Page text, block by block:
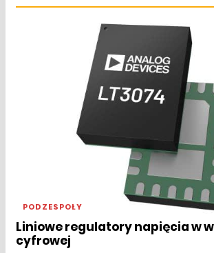
PODZESPOŁY
Liniowe regulatory napięcia w
cyfrowej